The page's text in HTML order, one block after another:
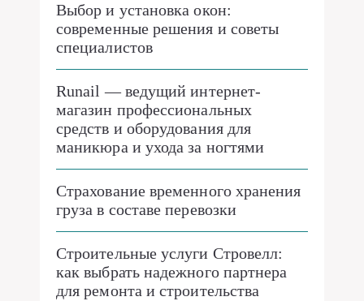
Выбор и установка окон:
современные решения и советы
специалистов
Runail — ведущий интернет-
магазин профессиональных
средств и оборудования для
маникюра и ухода за ногтями
Страхование временного хранения
груза в составе перевозки
Строительные услуги Стровелл:
как выбрать надежного партнера
для ремонта и строительства